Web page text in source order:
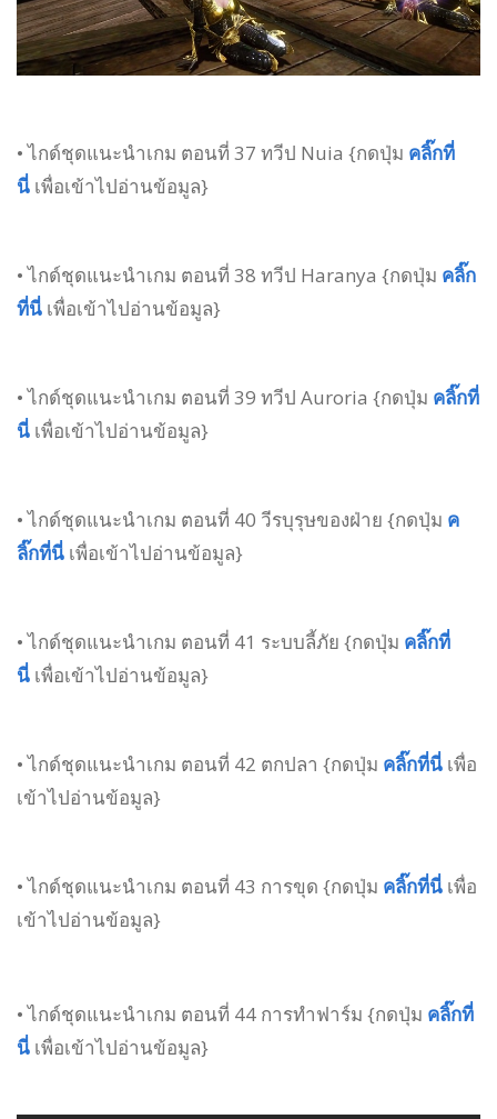
• ไกด์ชุดแนะนำเกม ตอนที่ 37 ทวีป Nuia {กดปุ่ม คลิ๊กที่
นี่ เพื่อเข้าไปอ่านข้อมูล}
• ไกด์ชุดแนะนำเกม ตอนที่ 38 ทวีป Haranya {กดปุ่ม คลิ๊ก
ที่นี่ เพื่อเข้าไปอ่านข้อมูล}
• ไกด์ชุดแนะนำเกม ตอนที่ 39 ทวีป Auroria {กดปุ่ม คลิ๊กที่
นี่ เพื่อเข้าไปอ่านข้อมูล}
• ไกด์ชุดแนะนำเกม ตอนที่ 40 วีรบุรุษของฝ่าย {กดปุ่ม ค
ลิ๊กที่นี่ เพื่อเข้าไปอ่านข้อมูล}
• ไกด์ชุดแนะนำเกม ตอนที่ 41 ระบบลี้ภัย {กดปุ่ม คลิ๊กที่
นี่ เพื่อเข้าไปอ่านข้อมูล}
• ไกด์ชุดแนะนำเกม ตอนที่ 42 ตกปลา {กดปุ่ม คลิ๊กที่นี่ เพื่อ
เข้าไปอ่านข้อมูล}
• ไกด์ชุดแนะนำเกม ตอนที่ 43 การขุด {กดปุ่ม คลิ๊กที่นี่ เพื่อ
เข้าไปอ่านข้อมูล}
• ไกด์ชุดแนะนำเกม ตอนที่ 44 การทำฟาร์ม {กดปุ่ม คลิ๊กที่
นี่ เพื่อเข้าไปอ่านข้อมูล}